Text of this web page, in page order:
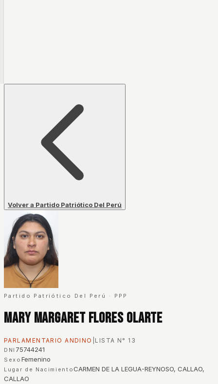
Volver a Partido Patriótico Del Perú
Partido Patriótico Del Perú · PPP
Mary Margaret Flores Olarte
PARLAMENTARIO ANDINO LISTA N° 13
DNI 75744241
Sexo Femenino
Lugar de NacimientoCARMEN DE LA LEGUA-REYNOSO, CALLAO,
CALLAO